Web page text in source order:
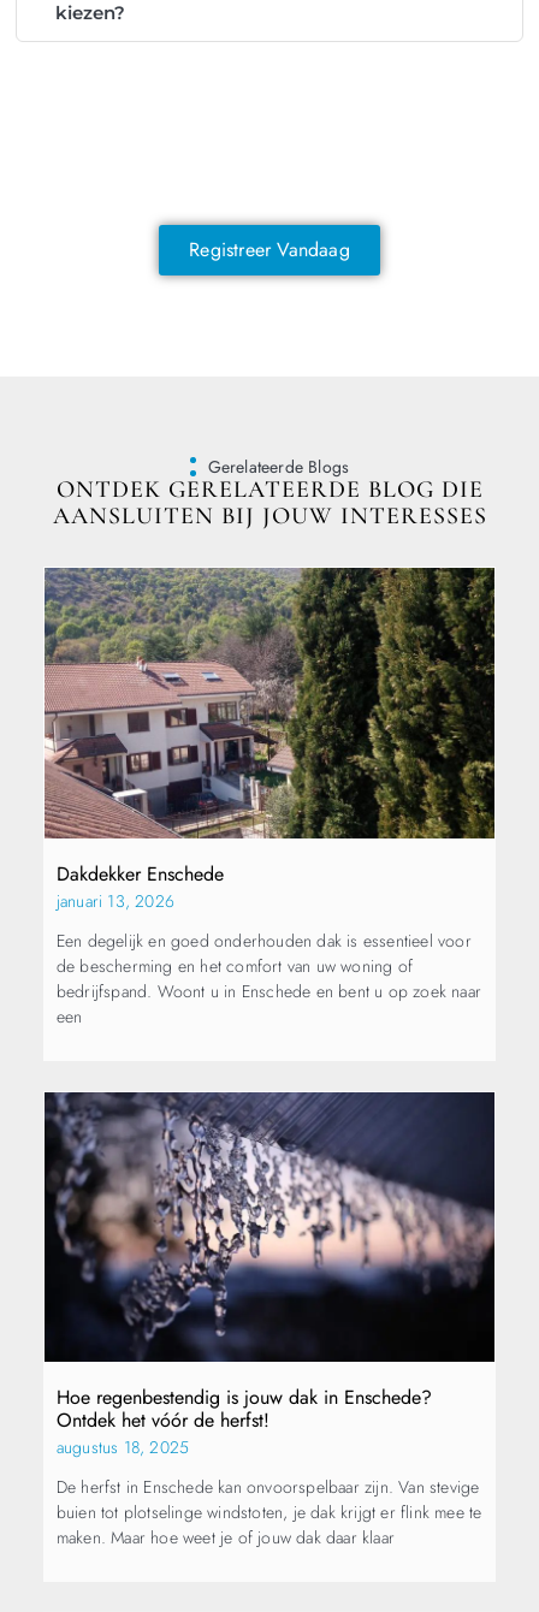
kiezen?
Registreer Vandaag
Gerelateerde Blogs
ONTDEK GERELATEERDE BLOG DIE
AANSLUITEN BIJ JOUW INTERESSES
Dakdekker Enschede
januari 13, 2026
Een degelijk en goed onderhouden dak is essentieel voor
de bescherming en het comfort van uw woning of
bedrijfspand. Woont u in Enschede en bent u op zoek naar
een
Hoe regenbestendig is jouw dak in Enschede?
Ontdek het vóór de herfst!
augustus 18, 2025
De herfst in Enschede kan onvoorspelbaar zijn. Van stevige
buien tot plotselinge windstoten, je dak krijgt er flink mee te
maken. Maar hoe weet je of jouw dak daar klaar